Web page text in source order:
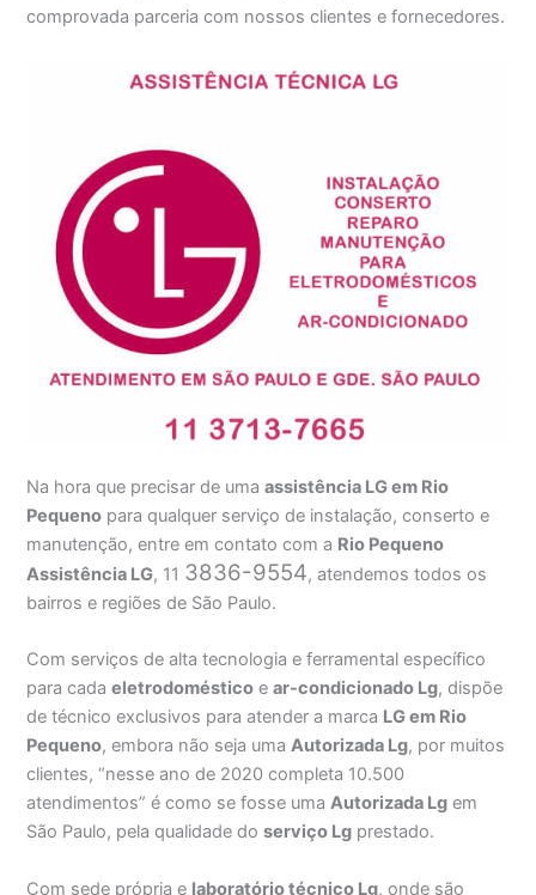
comprovada parceria com nossos clientes e fornecedores.
Na hora que precisar de umaassistência LG em Rio
Pequeno para qualquer serviço de instalação, conserto e
manutenção, entre em contato com a Rio Pequeno
Assistência LG, 11 3836-9554, atendemos todos os
bairros e regiões de São Paulo.
Com serviços de alta tecnologia e ferramental específico
para cadaeletrodoméstico ear-condicionado Lg, dispõe
de técnico exclusivos para atender a marca LG em Rio
Pequeno, embora não seja umaAutorizada Lg, por muitos
clientes, “nesse ano de 2020 completa 10.500
atendimentos” é como se fosse umaAutorizada Lg em
São Paulo, pela qualidade doserviço Lg prestado.
Com sede própria e laboratório técnico Lg, onde são